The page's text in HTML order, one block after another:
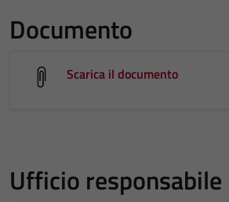
Documento
Scarica il documento
Ufficio responsabile